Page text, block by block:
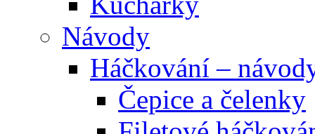
Návody
Háčkování –
Čepice a čelenky